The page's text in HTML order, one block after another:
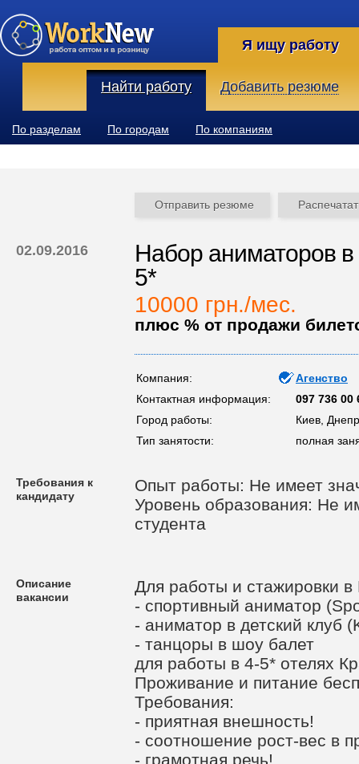
Я ищу работу
Найти работу Добавить резюме
По разделам По городам По компаниям
Отправить резюме
02.09.2016
Набор аниматоров
5*
10000 грн./мес.
плюс % от продажи
Компания:
Агенство
Контактная информация:
097 736 00
Город работы:
Киев,
Тип занятости:
полная
Требования к
кандидату
Опыт работы: Не имеет
Уровень образования: Не
студента
Описание
вакансии
Для работы и стажировки в
- спортивный аниматор
- аниматор в детский клуб
- танцоры в шоу балет
для работы в 4-5* отелях
Проживание и питание
Требования:
- приятная внешность!
- соотношение рост-вес в
- грамотная речь!